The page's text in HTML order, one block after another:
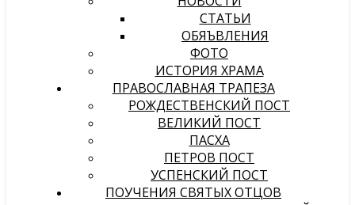
СТАТЬИ
ОБЯЪВЛЕНИЯ
ФОТО
ИСТОРИЯ ХРАМА
ПРАВОСЛАВНАЯ ТРАПЕЗА
РОЖДЕСТВЕНСКИЙ ПОСТ
ВЕЛИКИЙ ПОСТ
ПАСХА
ПЕТРОВ ПОСТ
УСПЕНСКИЙ ПОСТ
ПОУЧЕНИЯ СВЯТЫХ ОТЦОВ